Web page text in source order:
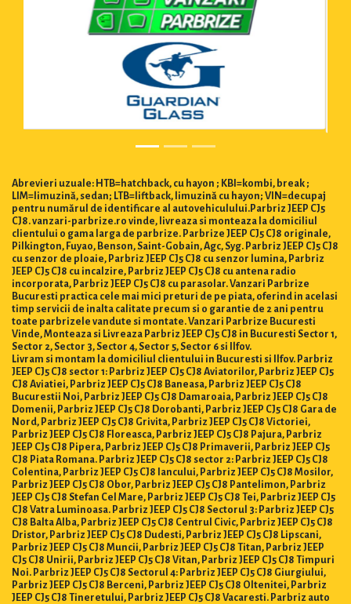
Abrevieri uzuale: HTB=hatchback, cu hayon ; KBI=kombi, break ;
LIM=limuzină, sedan; LTB=liftback, limuzină cu hayon; VIN=decupaj
pentru numărul de identificare al autovehiculului.Parbriz JEEP CJ5
CJ8. vanzari-parbrize.ro vinde, livreaza si monteaza la domiciliul
clientului o gama larga de parbrize. Parbrize JEEP CJ5 CJ8 originale,
Pilkington, Fuyao, Benson, Saint-Gobain, Agc, Syg. Parbriz JEEP CJ5 CJ8
cu senzor de ploaie, Parbriz JEEP CJ5 CJ8 cu senzor lumina, Parbriz
JEEP CJ5 CJ8 cu incalzire, Parbriz JEEP CJ5 CJ8 cu antena radio
incorporata, Parbriz JEEP CJ5 CJ8 cu parasolar. Vanzari Parbrize
Bucuresti practica cele mai mici preturi de pe piata, oferind in acelasi
timp servicii de inalta calitate precum si o garantie de 2 ani pentru
toate parbrizele vandute si montate. Vanzari Parbrize Bucuresti
Vinde, Monteaza si Livreaza Parbriz JEEP CJ5 CJ8 in Bucuresti Sector 1,
Sector 2, Sector 3, Sector 4, Sector 5, Sector 6 si Ilfov.
Livram si montam la domiciliul clientului in Bucuresti si Ilfov. Parbriz
JEEP CJ5 CJ8 sector 1: Parbriz JEEP CJ5 CJ8 Aviatorilor, Parbriz JEEP CJ5
CJ8 Aviatiei, Parbriz JEEP CJ5 CJ8 Baneasa, Parbriz JEEP CJ5 CJ8
Bucurestii Noi, Parbriz JEEP CJ5 CJ8 Damaroaia, Parbriz JEEP CJ5 CJ8
Domenii, Parbriz JEEP CJ5 CJ8 Dorobanti, Parbriz JEEP CJ5 CJ8 Gara de
Nord, Parbriz JEEP CJ5 CJ8 Grivita, Parbriz JEEP CJ5 CJ8 Victoriei,
Parbriz JEEP CJ5 CJ8 Floreasca, Parbriz JEEP CJ5 CJ8 Pajura, Parbriz
JEEP CJ5 CJ8 Pipera, Parbriz JEEP CJ5 CJ8 Primaverii, Parbriz JEEP CJ5
CJ8 Piata Romana. Parbriz JEEP CJ5 CJ8 sector 2: Parbriz JEEP CJ5 CJ8
Colentina, Parbriz JEEP CJ5 CJ8 Iancului, Parbriz JEEP CJ5 CJ8 Mosilor,
Parbriz JEEP CJ5 CJ8 Obor, Parbriz JEEP CJ5 CJ8 Pantelimon, Parbriz
JEEP CJ5 CJ8 Stefan Cel Mare, Parbriz JEEP CJ5 CJ8 Tei, Parbriz JEEP CJ5
CJ8 Vatra Luminoasa. Parbriz JEEP CJ5 CJ8 Sectorul 3: Parbriz JEEP CJ5
CJ8 Balta Alba, Parbriz JEEP CJ5 CJ8 Centrul Civic, Parbriz JEEP CJ5 CJ8
Dristor, Parbriz JEEP CJ5 CJ8 Dudesti, Parbriz JEEP CJ5 CJ8 Lipscani,
Parbriz JEEP CJ5 CJ8 Muncii, Parbriz JEEP CJ5 CJ8 Titan, Parbriz JEEP
CJ5 CJ8 Unirii, Parbriz JEEP CJ5 CJ8 Vitan, Parbriz JEEP CJ5 CJ8 Timpuri
Noi. Parbriz JEEP CJ5 CJ8 Sectorul 4: Parbriz JEEP CJ5 CJ8 Giurgiului,
Parbriz JEEP CJ5 CJ8 Berceni, Parbriz JEEP CJ5 CJ8 Oltenitei, Parbriz
JEEP CJ5 CJ8 Tineretului, Parbriz JEEP CJ5 CJ8 Vacaresti. Parbriz auto